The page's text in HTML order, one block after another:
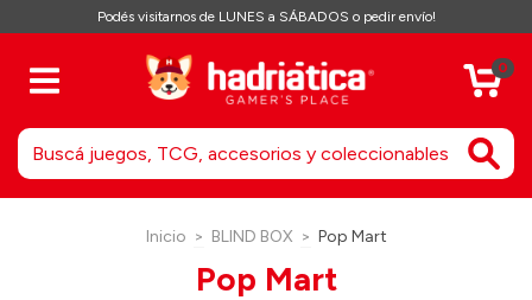
Podés visitarnos de LUNES a SÁBADOS o pedir envío!
0
Inicio > BLIND BOX > Pop Mart
Pop Mart